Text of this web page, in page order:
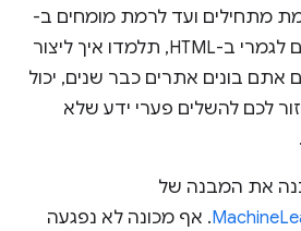
מתחילים ועד לרמת מומחים ב-
HTML. אם אתם חדשים לגמרי ב-HTML, תלמדו איך ליצור
אתם בונים אתרים כבר שנים, יכול
לכם להשלים פערי ידע שלא
את המבנה של
. אף מכונה לא נפגעה